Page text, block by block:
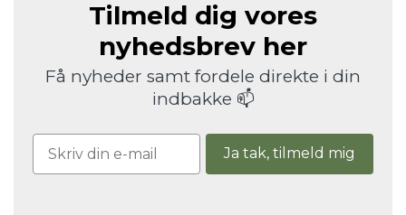
Tilmeld dig vores
nyhedsbrev her
Få nyheder samt fordele direkte i din
indbakke 📫
Ja tak, tilmeld mig